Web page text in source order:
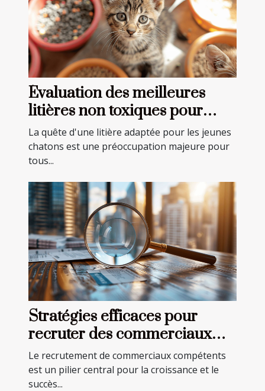
Évaluation des meilleures
litières non toxiques pour
jeunes chatons
La quête d'une litière adaptée pour les jeunes
chatons est une préoccupation majeure pour
tous...
Stratégies efficaces pour
recruter des commerciaux
dans divers secteurs
Le recrutement de commerciaux compétents
est un pilier central pour la croissance et le
succès...